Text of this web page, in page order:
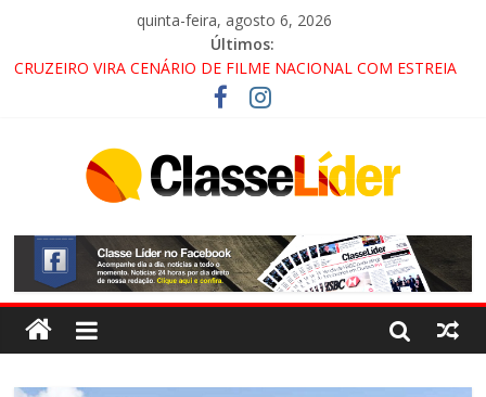
quinta-feira, agosto 6, 2026
Últimos:
CRUZEIRO VIRA CENÁRIO DE FILME NACIONAL COM ESTREIA
PROMOTOR DO GAECO
ACESSO À APARECIDA NA DUTRA SERÁ BLOQUEADO NO FIM
ALTERNATIVAS
LORENA, PINDAMONHANGABA E QUELUZ NA RETA FINAL
PELA FÁBRICA DA COCA-COLA!